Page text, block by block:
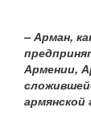
– Арман,
Армении,
армянской